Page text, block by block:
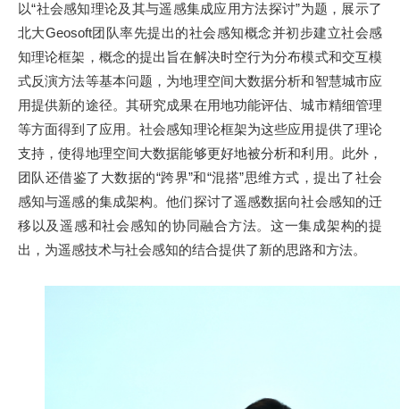
以“社会感知理论及其与遥感集成应用方法探讨”为题，展示了
北大Geosoft团队率先提出的社会感知概念并初步建立社会感
知理论框架，概念的提出旨在解决时空行为分布模式和交互模
式反演方法等基本问题，为地理空间大数据分析和智慧城市应
用提供新的途径。其研究成果在用地功能评估、城市精细管理
等方面得到了应用。社会感知理论框架为这些应用提供了理论
支持，使得地理空间大数据能够更好地被分析和利用。此外，
团队还借鉴了大数据的“跨界”和“混搭”思维方式，提出了社会
感知与遥感的集成架构。他们探讨了遥感数据向社会感知的迁
移以及遥感和社会感知的协同融合方法。这一集成架构的提
出，为遥感技术与社会感知的结合提供了新的思路和方法。